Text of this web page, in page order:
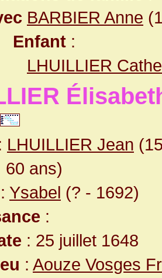
BARBIER Anne
Enfant :
LHUILLIER
LHUILLIER Jean
60 ans)
: Ysabel (? - 1692)
:
: 25 juillet 1648
: Aouze Vosges